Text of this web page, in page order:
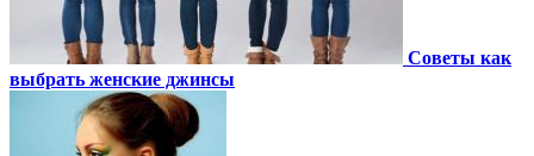
Советы как
выбрать женские джинсы